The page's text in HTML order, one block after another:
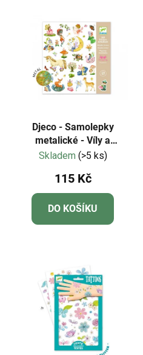
Djeco - Samolepky
metalické - Víly a
jednorožci
Skladem (>5 ks)
115 Kč
DO KOŠÍKU